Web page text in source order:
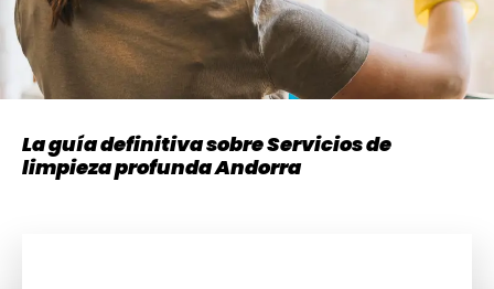
La guía definitiva sobre Servicios de
limpieza profunda Andorra